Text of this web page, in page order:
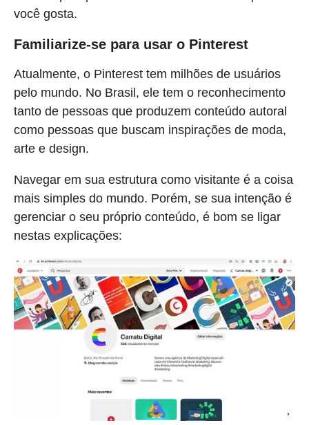
você gosta.
Familiarize-se para usar o Pinterest
Atualmente, o Pinterest tem milhões de usuários
pelo mundo. No Brasil, ele tem o reconhecimento
tanto de pessoas que produzem conteúdo autoral
como pessoas que buscam inspirações de moda,
arte e design.
Navegar em sua estrutura como visitante é a coisa
mais simples do mundo. Porém, se sua intenção é
gerenciar o seu próprio conteúdo, é bom se ligar
nestas explicações: